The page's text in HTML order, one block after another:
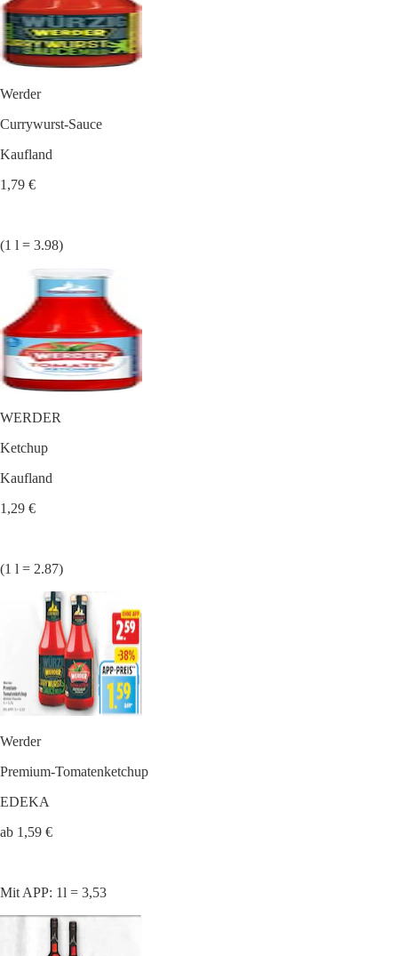
Werder
Currywurst-Sauce
Kaufland
1,79 €
(1 l = 3.98)
WERDER
Ketchup
Kaufland
1,29 €
(1 l = 2.87)
Werder
Premium-Tomatenketchup
EDEKA
ab 1,59 €
Mit APP: 1l = 3,53